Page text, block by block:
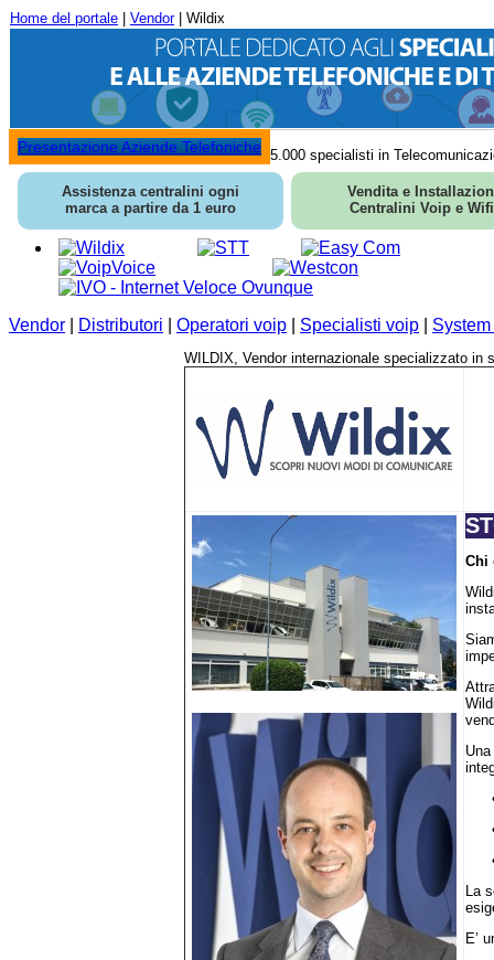
Home del portale Vendor| Wildix
Presentazione Aziende Telefoniche 5.000 specialisti in
Assistenza centralini ogni
marca a partire da 1 euro
Vendita e
Centralini Voip e
Vendor Distributori Operatori voip Specialisti voip
WILDIX, Vendor internazionale specializzato in
Chi
La
E’